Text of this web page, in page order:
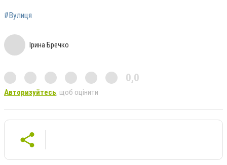
#Вулиця
Ірина Бречко
0,0
Авторизуйтесь, щоб оцінити